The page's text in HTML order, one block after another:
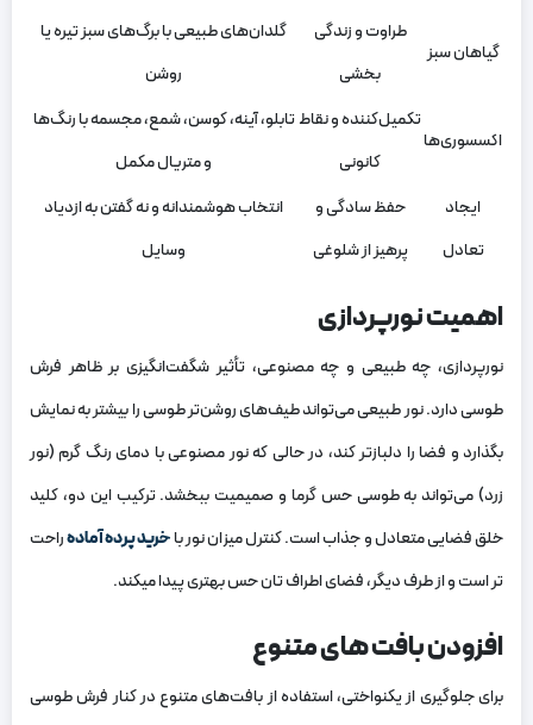
گیاهان سبز
طراوت و زندگی
بخشی
گلدان‌های طبیعی با برگ‌های سبز تیره یا
روشن
اکسسوری‌ها
تکمیل‌کننده و نقاط
کانونی
تابلو، آینه، کوسن، شمع، مجسمه با رنگ‌ها
و متریال مکمل
ایجاد
تعادل
حفظ سادگی و
پرهیز از شلوغی
انتخاب هوشمندانه و نه گفتن به ازدیاد
وسایل
اهمیت نورپردازی
نورپردازی، چه طبیعی و چه مصنوعی، تأثیر شگفت‌انگیزی بر ظاهر فرش
طوسی دارد. نور طبیعی می‌تواند طیف‌های روشن‌تر طوسی را بیشتر به نمایش
بگذارد و فضا را دلبازتر کند، در حالی که نور مصنوعی با دمای رنگ گرم (نور
زرد) می‌تواند به طوسی حس گرما و صمیمیت ببخشد. ترکیب این دو، کلید
خلق فضایی متعادل و جذاب است. کنترل میزان نور باخرید پرده آمادهراحت
تر است و از طرف دیگر، فضای اطراف تان حس بهتری پیدا میکند.
افزودن بافت های متنوع
برای جلوگیری از یکنواختی، استفاده از بافت‌های متنوع در کنار فرش طوسی